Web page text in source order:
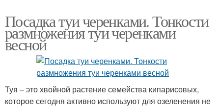
Посадка туи черенками. Тонкости
размножения туи черенками
весной
Туя – это хвойной растение семейства кипарисовых,
которое сегодня активно используют для озеленения не